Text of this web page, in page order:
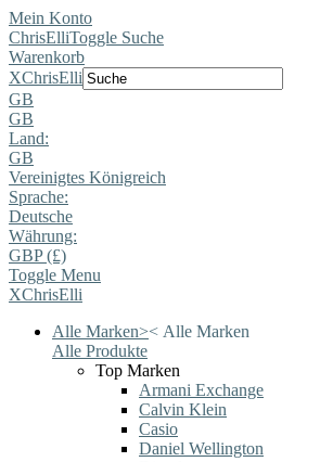
Mein Konto
ChrisElliToggle Suche
Warenkorb
XChrisElli
GB
GB
Land:
GB
Vereinigtes Königreich
Sprache:
Deutsche
Währung:
GBP (£)
Toggle Menu
XChrisElli
Alle Marken>< Alle Marken
Alle Produkte
Top Marken
Armani Exchange
Calvin Klein
Casio
Daniel Wellington